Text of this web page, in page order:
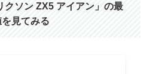
クソン ZX5 アイアン」の最
見てみる